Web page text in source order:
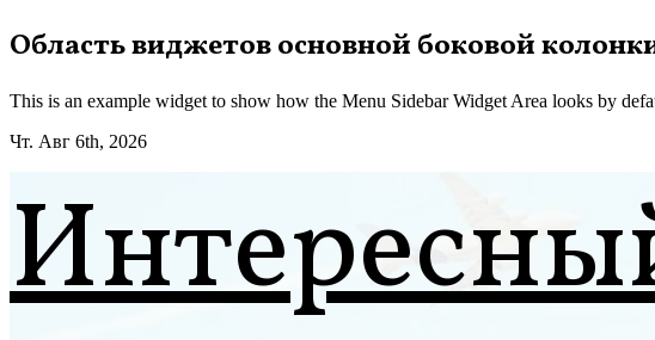
Перейти
к
Область виджетов основной боковой
This is an example widget to show how the Menu Sidebar Widget Area looks by
Чт. Авг 6th, 2026